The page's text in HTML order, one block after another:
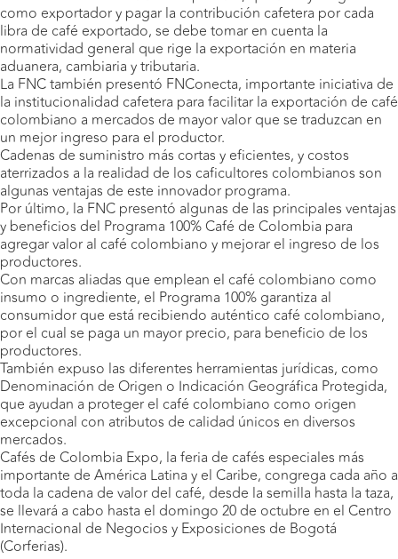
como exportador y pagar la contribución cafetera por cada
libra de café exportado, se debe tomar en cuenta la
normatividad general que rige la exportación en materia
aduanera, cambiaria y tributaria.
La FNC también presentó FNConecta, importante iniciativa de
la institucionalidad cafetera para facilitar la exportación de café
colombiano a mercados de mayor valor que se traduzcan en
un mejor ingreso para el productor.
Cadenas de suministro más cortas y eficientes, y costos
aterrizados a la realidad de los caficultores colombianos son
algunas ventajas de este innovador programa.
Por último, la FNC presentó algunas de las principales ventajas
y beneficios del Programa 100% Café de Colombia para
agregar valor al café colombiano y mejorar el ingreso de los
productores.
Con marcas aliadas que emplean el café colombiano como
insumo o ingrediente, el Programa 100% garantiza al
consumidor que está recibiendo auténtico café colombiano,
por el cual se paga un mayor precio, para beneficio de los
productores.
También expuso las diferentes herramientas jurídicas, como
Denominación de Origen o Indicación Geográfica Protegida,
que ayudan a proteger el café colombiano como origen
excepcional con atributos de calidad únicos en diversos
mercados.
Cafés de Colombia Expo, la feria de cafés especiales más
importante de América Latina y el Caribe, congrega cada año a
toda la cadena de valor del café, desde la semilla hasta la taza,
se llevará a cabo hasta el domingo 20 de octubre en el Centro
Internacional de Negocios y Exposiciones de Bogotá
(Corferias).